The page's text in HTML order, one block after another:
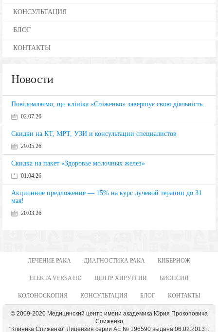
КОНСУЛЬТАЦИЯ
БЛОГ
КОНТАКТЫ
Новости
Повідомляємо, що клініка «Спіженко» завершує свою діяльність.
02.07.26
Скидки на КТ, МРТ, УЗИ и консультации специалистов
29.05.26
Скидка на пакет «Здоровье молочных желез»
01.04.26
Акционное предложение — 15% на курс лучевой терапии до 31
мая!
20.03.26
ЛЕЧЕНИЕ РАКА ДИАГНОСТИКА РАКА КИБЕРНОЖ
ELEKTA VERSA HD ЦЕНТР ХИРУРГИИ БИОПСИЯ
КОЛОНОСКОПИЯ КОНСУЛЬТАЦИЯ БЛОГ КОНТАКТЫ
© 2009-2020 Медицинский центр имени академика Юрия Прокоповича
Спиженко
"Клиника Спиженко" Лицензия серии АЕ № 196590 выдана 06.02.2013 г.